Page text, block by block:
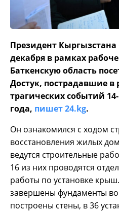
Президент
декабря в рамках
Баткенскую область
Достук, пострадавшие в
трагических событий 14-
года, пишет 24.kg.
Он ознакомился с ходом
восстановления жилых
ведутся строительные
16 из них проводятся
работы по установке
завершены фундаменты во
построены стены, в 36